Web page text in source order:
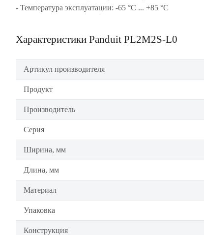
- Температура эксплуатации: -65 °C ... +85 °C
Характеристики Panduit PL2M2S-L0
Артикул производителя
Продукт
Производитель
Серия
Ширина, мм
Длина, мм
Материал
Упаковка
Конструкция